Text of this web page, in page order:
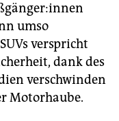
umso
verspricht
dank des
verschwinden
Motorhaube.